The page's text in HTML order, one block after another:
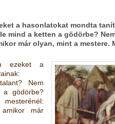
a hasonlatokat mondta
mind a ketten a gödörbe?
már olyan, mint a
ezeket a
Nem
gödörbe?
már